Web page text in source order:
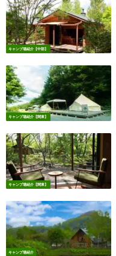
キャンプ場紹介【中部】
キャンプ場紹介【関東】
キャンプ場紹介【関東】
キャンプ場紹介